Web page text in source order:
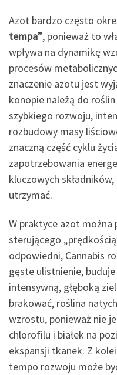
Azot bardzo często
tempa”, ponieważ to
wpływa na dynamikę
procesów
znaczenie azotu jest
konopie należą do
szybkiego rozwoju,
rozbudowy masy
znaczną część cyklu
zapotrzebowania
kluczowych
utrzymać.
W praktyce azot
sterującego
odpowiedni, Cannabis
gęste ulistnienie,
intensywną, głęboką
brakować, roślina
wzrostu, ponieważ nie
chlorofilu i białek na
ekspansji tkanek. Z
tempo rozwoju może